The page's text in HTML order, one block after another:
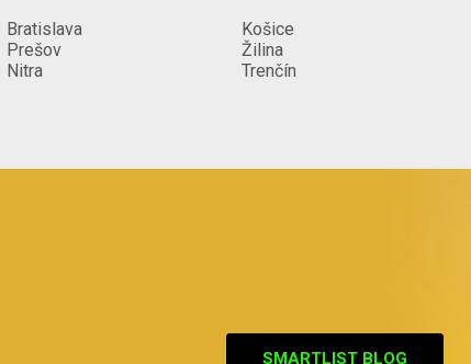
Bratislava
Prešov
Nitra
Košice
Žilina
Trenčín
SMARTLIST BLOG